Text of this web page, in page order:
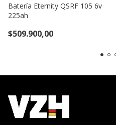
Batería Eternity QSRF 105 6v
225ah
$509.900,00